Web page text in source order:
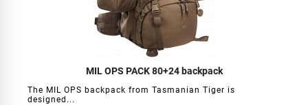
MIL OPS PACK 80+24 backpack
The MIL OPS backpack from Tasmanian Tiger is
designed...